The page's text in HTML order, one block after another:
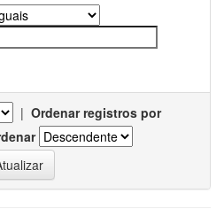
| Ordenar registros por